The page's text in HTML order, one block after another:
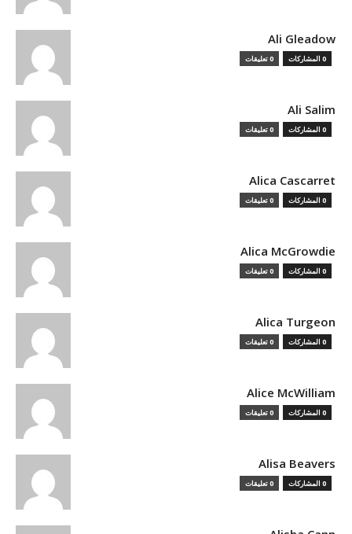
Ali Gleadow
0 المشاركات 0 تعليقات
Ali Salim
0 المشاركات 0 تعليقات
Alica Cascarret
0 المشاركات 0 تعليقات
Alica McGrowdie
0 المشاركات 0 تعليقات
Alica Turgeon
0 المشاركات 0 تعليقات
Alice McWilliam
0 المشاركات 0 تعليقات
Alisa Beavers
0 المشاركات 0 تعليقات